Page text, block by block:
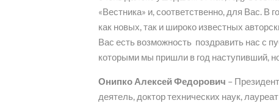
«Вестника» и, соответственно, для Вас.
как новых, так и широко известных
Вас есть возможность поздравить нас с
которыми мы пришли в год наступивший,
Онипко Алексей Федорович –
деятель, доктор технических наук,